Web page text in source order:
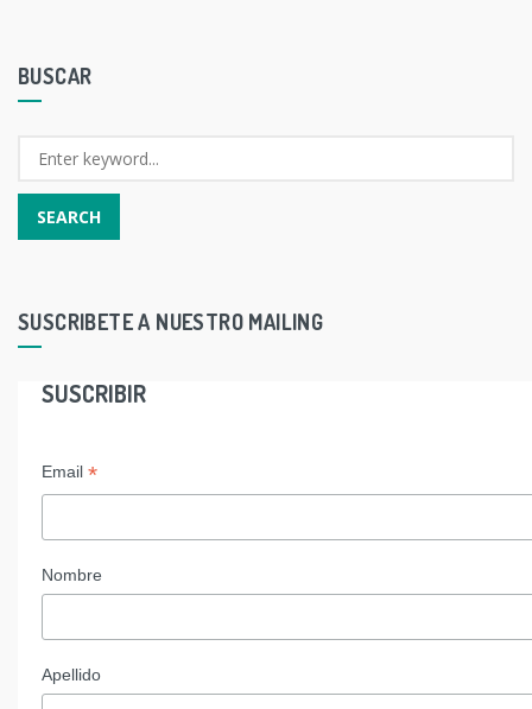
BUSCAR
SUSCRIBETE A NUESTRO MAILING
SUSCRIBIR
Email *
Nombre
Apellido